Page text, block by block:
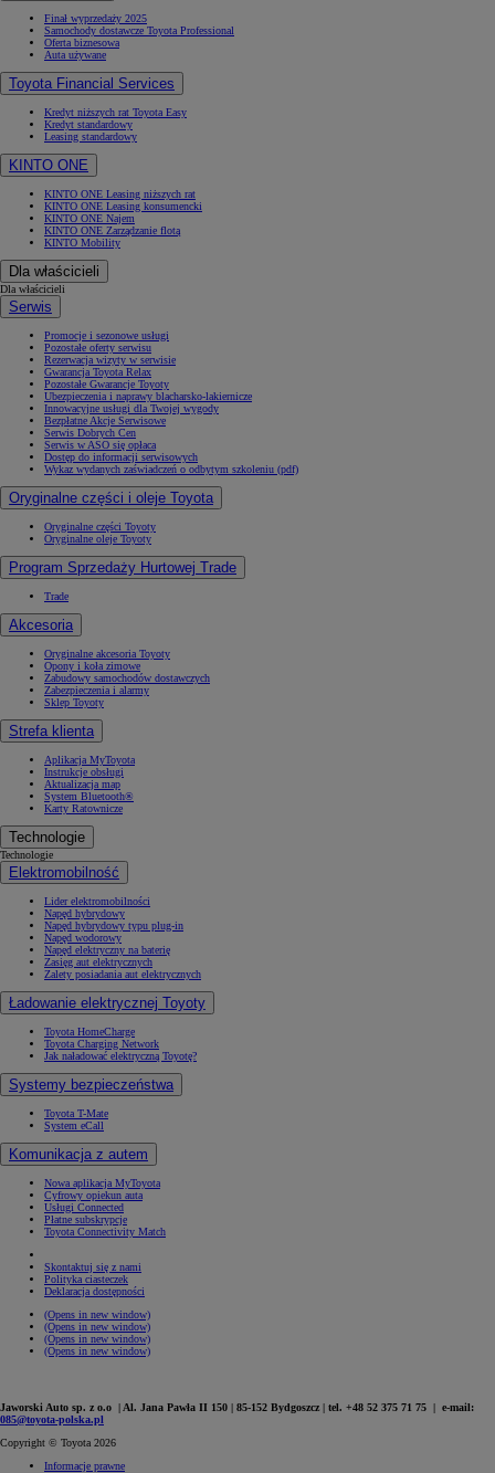
Finał wyprzedaży 2025
Samochody dostawcze Toyota Professional
Oferta biznesowa
Auta używane
Toyota Financial Services
Kredyt niższych rat Toyota Easy
Kredyt standardowy
Leasing standardowy
KINTO ONE
KINTO ONE Leasing niższych rat
KINTO ONE Leasing konsumencki
KINTO ONE Najem
KINTO ONE Zarządzanie flotą
KINTO Mobility
Dla właścicieli
Dla właścicieli
Serwis
Promocje i sezonowe usługi
Pozostałe oferty serwisu
Rezerwacja wizyty w serwisie
Gwarancja Toyota Relax
Pozostałe Gwarancje Toyoty
Ubezpieczenia i naprawy blacharsko-lakiernicze
Innowacyjne usługi dla Twojej wygody
Bezpłatne Akcje Serwisowe
Serwis Dobrych Cen
Serwis w ASO się opłaca
Dostęp do informacji serwisowych
Wykaz wydanych zaświadczeń o odbytym szkoleniu (pdf)
Oryginalne części i oleje Toyota
Oryginalne części Toyoty
Oryginalne oleje Toyoty
Program Sprzedaży Hurtowej Trade
Trade
Akcesoria
Oryginalne akcesoria Toyoty
Opony i koła zimowe
Zabudowy samochodów dostawczych
Zabezpieczenia i alarmy
Sklep Toyoty
Strefa klienta
Aplikacja MyToyota
Instrukcje obsługi
Aktualizacja map
System Bluetooth®
Karty Ratownicze
Technologie
Technologie
Elektromobilność
Lider elektromobilności
Napęd hybrydowy
Napęd hybrydowy typu plug-in
Napęd wodorowy
Napęd elektryczny na baterię
Zasięg aut elektrycznych
Zalety posiadania aut elektrycznych
Ładowanie elektrycznej Toyoty
Toyota HomeCharge
Toyota Charging Network
Jak naładować elektryczną Toyotę?
Systemy bezpieczeństwa
Toyota T-Mate
System eCall
Komunikacja z autem
Nowa aplikacja MyToyota
Cyfrowy opiekun auta
Usługi Connected
Płatne subskrypcje
Toyota Connectivity Match
Skontaktuj się z nami
Polityka ciasteczek
Deklaracja dostępności
(Opens in new window)
(Opens in new window)
(Opens in new window)
(Opens in new window)
Jaworski Auto sp. z o.o | Al. Jana Pawła II 150 | 85-152 Bydgoszcz | tel. +48 52 375 71 75 | e-mail:
085@toyota-polska.pl
Copyright © Toyota 2026
Informacje prawne